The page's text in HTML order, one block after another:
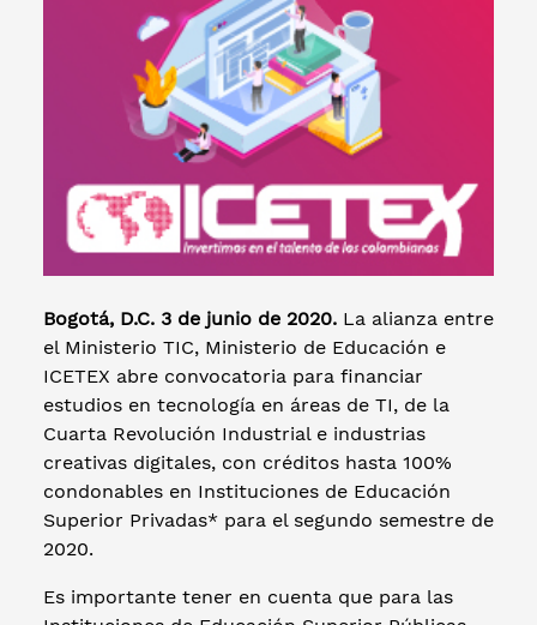
Bogotá, D.C. 3 de junio de 2020. La alianza entre
el Ministerio TIC, Ministerio de Educación e
ICETEX abre convocatoria para financiar
estudios en tecnología en áreas de TI, de la
Cuarta Revolución Industrial e industrias
creativas digitales, con créditos hasta 100%
condonables en Instituciones de Educación
Superior Privadas* para el segundo semestre de
2020.
Es importante tener en cuenta que para las